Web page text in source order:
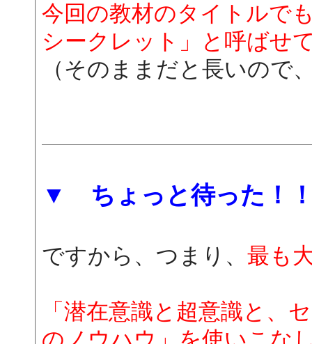
今回の教材のタイトルで
シークレット」と呼ばせ
（そのままだと長いので
▼ ちょっと待った！
ですから、つまり、 最も
「潜在意識と超意識と、